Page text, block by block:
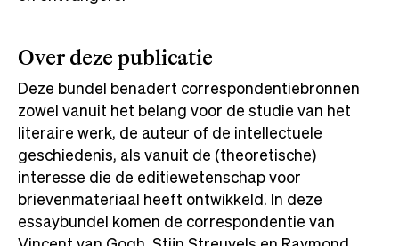
Over deze publicatie
Deze bundel benadert correspondentiebronnen
zowel vanuit het belang voor de studie van het
literaire werk, de auteur of de intellectuele
geschiedenis, als vanuit de (theoretische)
interesse die de editiewetenschap voor
brievenmateriaal heeft ontwikkeld. In deze
essaybundel komen de correspondentie van